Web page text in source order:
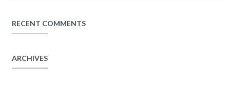
RECENT COMMENTS
ARCHIVES